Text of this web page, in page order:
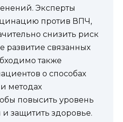
Эксперты
против ВПЧ,
снизить риск
развитие связанных
также
о способах
методах
повысить уровень
защитить здоровье.